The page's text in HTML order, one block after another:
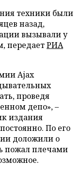
техники были
назад,
вызывали у
передаетРИА
Ajax
проведя
депо», –
издания
По его
доложили о
пожал плечами